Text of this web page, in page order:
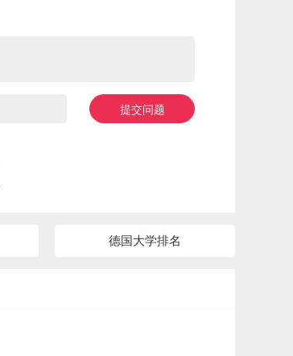
提交问题
德国大学排名